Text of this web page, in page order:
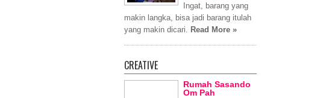
Ingat, barang yang
makin langka, bisa jadi barang itulah
yang makin dicari.
Read More »
CREATIVE
Rumah Sasando
Om Pah